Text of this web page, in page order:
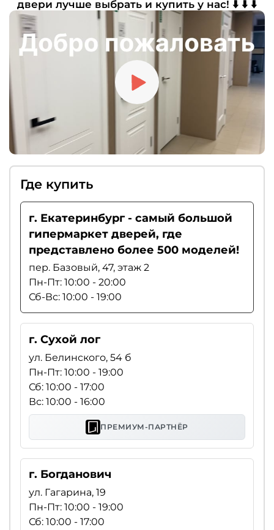
желанию можно дополнить комплект
доводчиком, ограничителем хода или
«умным порогом». Если вы цените тишину,
рекомендуем выбирать магнитные замки.
двери лучше выбрать и купить у нас! ⬇️ ⬇️ ⬇️
Где купить
г. Екатеринбург - самый большой
гипермаркет дверей, где
представлено более 500 моделей!
пер. Базовый, 47, этаж 2
Пн-Пт: 10:00 - 20:00
Сб-Вс: 10:00 - 19:00
г. Сухой лог
ул. Белинского, 54 б
Пн-Пт: 10:00 - 19:00
Сб: 10:00 - 17:00
Вс: 10:00 - 16:00
ПРЕМИУМ-ПАРТНЁР
г. Богданович
ул. Гагарина, 19
Пн-Пт: 10:00 - 19:00
Сб: 10:00 - 17:00